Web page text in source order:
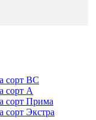
сорт BC
сорт А
сорт Прима
сорт Экстра